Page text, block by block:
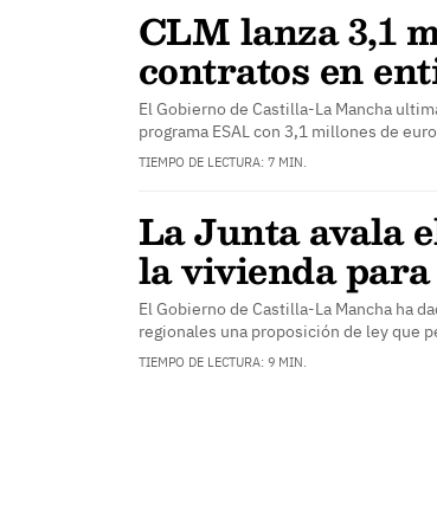
CLM lanza 3,1
contratos en
El Gobierno de Castilla-La Mancha
programa ESAL con 3,1 millones de
TIEMPO DE LECTURA: 7 MIN.
La Junta avala
la vivienda
El Gobierno de Castilla-La Mancha ha
regionales una proposición de ley que
TIEMPO DE LECTURA: 9 MIN.